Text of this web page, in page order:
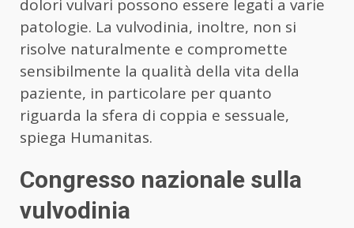
dolori vulvari possono essere legati a varie
patologie. La vulvodinia, inoltre, non si
risolve naturalmente e compromette
sensibilmente la qualità della vita della
paziente, in particolare per quanto
riguarda la sfera di coppia e sessuale,
spiega Humanitas.
Congresso nazionale sulla
vulvodinia